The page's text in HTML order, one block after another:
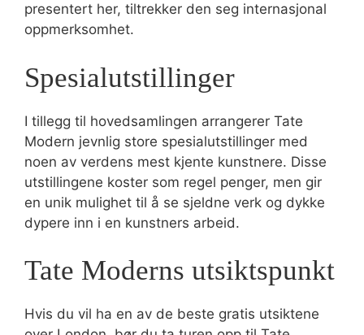
presentert her, tiltrekker den seg internasjonal
oppmerksomhet.
Spesialutstillinger
I tillegg til hovedsamlingen arrangerer Tate
Modern jevnlig store spesialutstillinger med
noen av verdens mest kjente kunstnere. Disse
utstillingene koster som regel penger, men gir
en unik mulighet til å se sjeldne verk og dykke
dypere inn i en kunstners arbeid.
Tate Moderns utsiktspunkt
Hvis du vil ha en av de beste gratis utsiktene